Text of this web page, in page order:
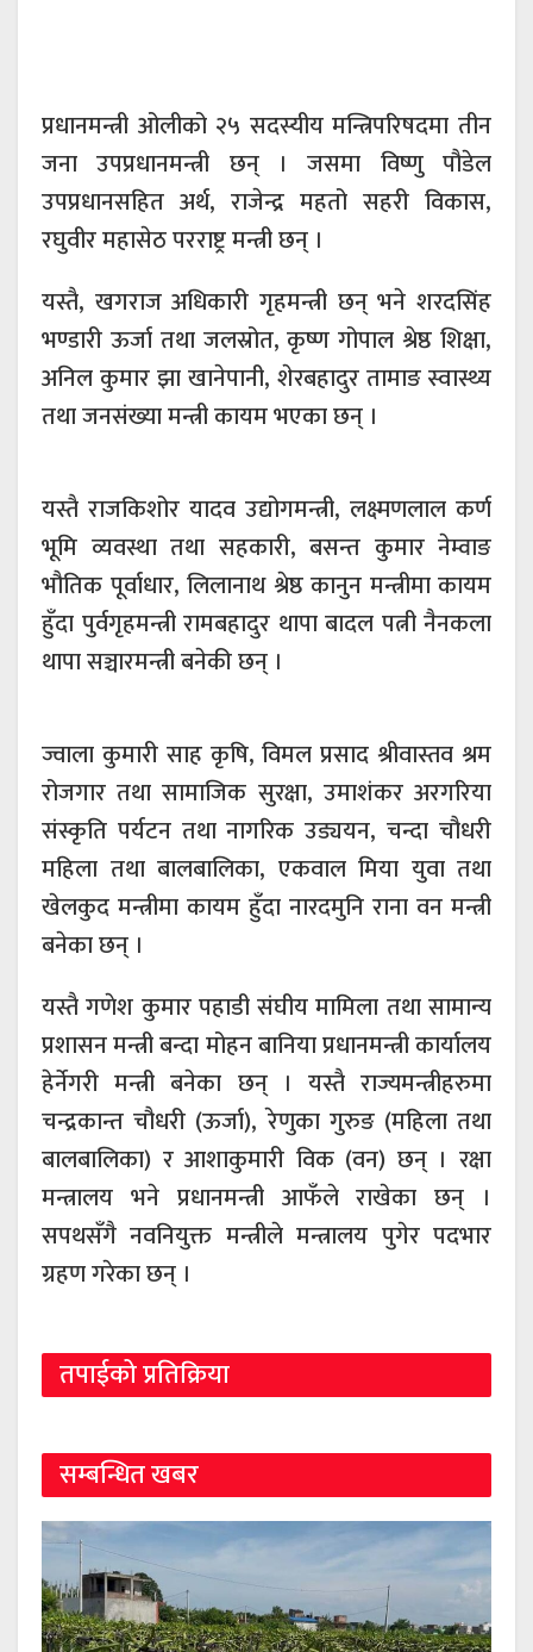
प्रधानमन्त्री ओलीको २५ सदस्यीय मन्त्रिपरिषदमा तीन
जना उपप्रधानमन्त्री छन् । जसमा विष्णु पौडेल
उपप्रधानसहित अर्थ, राजेन्द्र महतो सहरी विकास,
रघुवीर महासेठ परराष्ट्र मन्त्री छन् ।
यस्तै, खगराज अधिकारी गृहमन्त्री छन् भने शरदसिंह
भण्डारी ऊर्जा तथा जलस्रोत, कृष्ण गोपाल श्रेष्ठ शिक्षा,
अनिल कुमार झा खानेपानी, शेरबहादुर तामाङ स्वास्थ्य
तथा जनसंख्या मन्त्री कायम भएका छन् ।
यस्तै राजकिशोर यादव उद्योगमन्त्री, लक्ष्मणलाल कर्ण
भूमि व्यवस्था तथा सहकारी, बसन्त कुमार नेम्वाङ
भौतिक पूर्वाधार, लिलानाथ श्रेष्ठ कानुन मन्त्रीमा कायम
हुँदा पुर्वगृहमन्त्री रामबहादुर थापा बादल पत्नी नैनकला
थापा सञ्चारमन्त्री बनेकी छन् ।
ज्वाला कुमारी साह कृषि, विमल प्रसाद श्रीवास्तव श्रम
रोजगार तथा सामाजिक सुरक्षा, उमाशंकर अरगरिया
संस्कृति पर्यटन तथा नागरिक उड्ययन, चन्दा चौधरी
महिला तथा बालबालिका, एकवाल मिया युवा तथा
खेलकुद मन्त्रीमा कायम हुँदा नारदमुनि राना वन मन्त्री
बनेका छन् ।
यस्तै गणेश कुमार पहाडी संघीय मामिला तथा सामान्य
प्रशासन मन्त्री बन्दा मोहन बानिया प्रधानमन्त्री कार्यालय
हेर्नेगरी मन्त्री बनेका छन् । यस्तै राज्यमन्त्रीहरुमा
चन्द्रकान्त चौधरी (ऊर्जा), रेणुका गुरुङ (महिला तथा
बालबालिका) र आशाकुमारी विक (वन) छन् । रक्षा
मन्त्रालय भने प्रधानमन्त्री आफँले राखेका छन् ।
सपथसँगै नवनियुक्त मन्त्रीले मन्त्रालय पुगेर पदभार
ग्रहण गरेका छन् ।
तपाईको प्रतिक्रिया
सम्बन्धित खबर